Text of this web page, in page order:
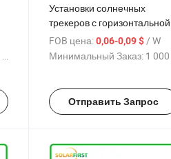
Установки солнечных
трекеров с горизонтальной
осью на уровне утилиты
FOB цена: 0,06-0,09 $ / W
Минимальный Заказ: 1 000 W
Отправить Запрос